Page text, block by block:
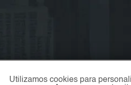
Utilizamos cookies para